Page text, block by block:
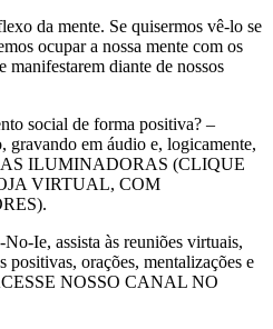
da mente. Se quisermos vê-lo se
ocupar a nossa mente com os
manifestarem diante de nossos
social de forma positiva? –
em áudio e, logicamente,
ILUMINADORAS (CLIQUE
VIRTUAL, COM
Ie, assista às reuniões virtuais,
positivas, orações, mentalizações e
NOSSO CANAL NO